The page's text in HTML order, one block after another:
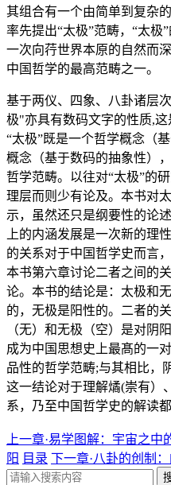
其组合有一个由简单到复杂
率先提出“太极”范畴，“太极
一次向荇世界本原的自然而
中国哲学的最高范畴之一。
基于两仪、四象、八卦诸层
极"亦具有数码文字的性质,这
“太极”既是一个哲学概念（
概念（基于数码的抽象性）
哲学范畴。以往对“太极”的
理层而则少有论及。本书对
示，虽然还只是纲要性的论
上的内涵发展是一次新的理
的关系对于中国哲学史而言
本书第六章讨论二者之间的
论。本书的结论是：太极和
的，无极是阳性的。二者的
（无）和无极（空）是对阴
成为中国思想史上最髙的一
品性的哲学范畴;与其相比，
这一结论对于理解燏(崇有）
系，乃至中国哲学史的解读
上一章·易学图解：宇宙之
阳 目录 下一章·八卦的创制